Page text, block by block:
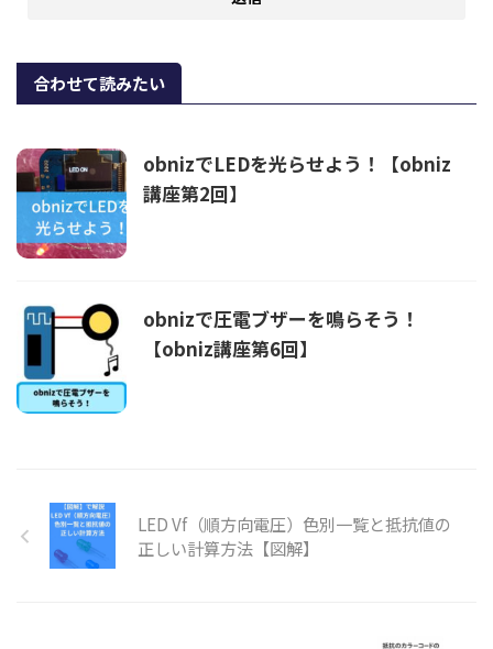
合わせて読みたい
obnizでLEDを光らせよう！【obniz
講座第2回】
obnizで圧電ブザーを鳴らそう！
【obniz講座第6回】
LED Vf（順方向電圧）色別一覧と抵抗値の
正しい計算方法【図解】